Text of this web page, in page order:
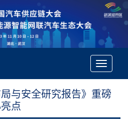
Toggle
与安全研究报告》重磅
点